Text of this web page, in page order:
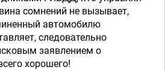
сомнений не вызывает,
автомобилю
следовательно
заявлением о
хорошего!